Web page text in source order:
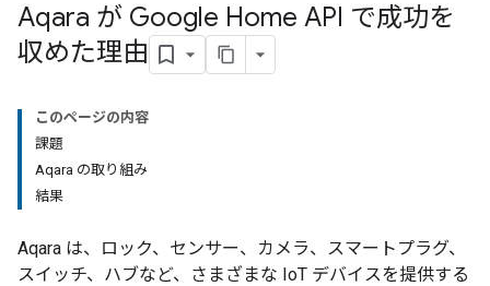
Aqara が Google Home API で成功を
収めた理由
このページの内容
課題
Aqara の取り組み
結果
Aqara は、ロック、センサー、カメラ、スマートプラグ、
スイッチ、ハブなど、さまざまな IoT デバイスを提供する